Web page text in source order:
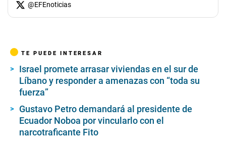
@EFEnoticias
TE PUEDE INTERESAR
Israel promete arrasar viviendas en el sur de
Líbano y responder a amenazas con “toda su
fuerza”
Gustavo Petro demandará al presidente de
Ecuador Noboa por vincularlo con el
narcotraficante Fito